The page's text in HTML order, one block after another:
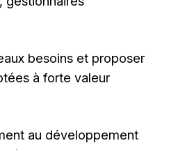
besoins et proposer
à forte valeur
au développement